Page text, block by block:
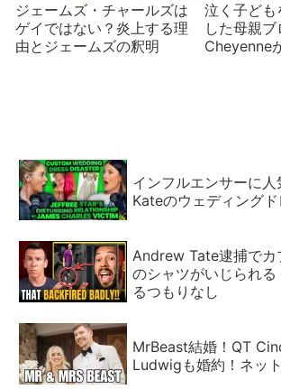
ジェームズ・チャールズは
ゲイではない？炎上する理
由とジェームズの釈明
泣く子ども
した母親
Cheyenne
インフルエンサーに
Kateのウェディング
Andrew Tate逮捕でカ
のシャツがいじられ
るつもりなし
MrBeast結婚！QT
Ludwigも婚約！ネッ